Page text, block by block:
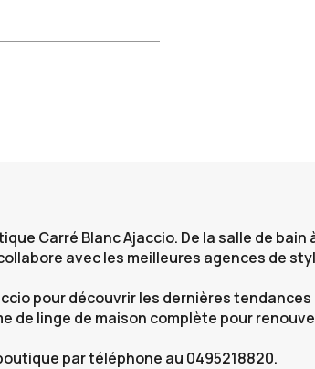
Carré Blanc Ajaccio. De la salle de
avec les meilleures agences de
pour découvrir les dernières
de linge de maison complète pour
par téléphone au 0495218820.